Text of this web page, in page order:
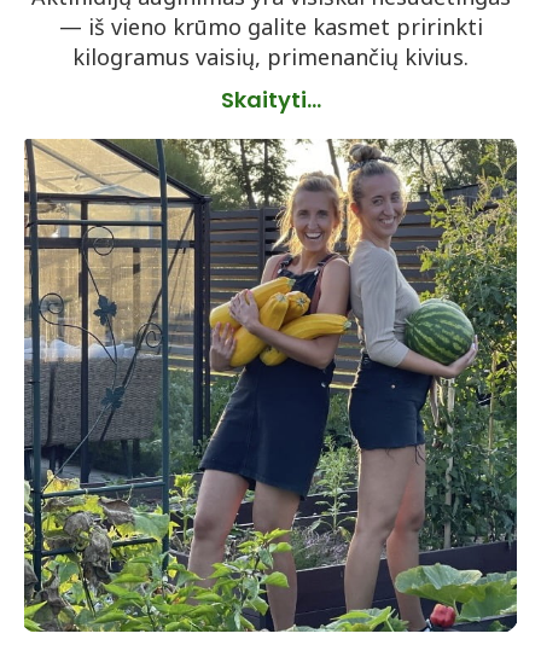
— iš vieno krūmo galite kasmet pririnkti
kilogramus vaisių, primenančių kivius.
Skaityti...